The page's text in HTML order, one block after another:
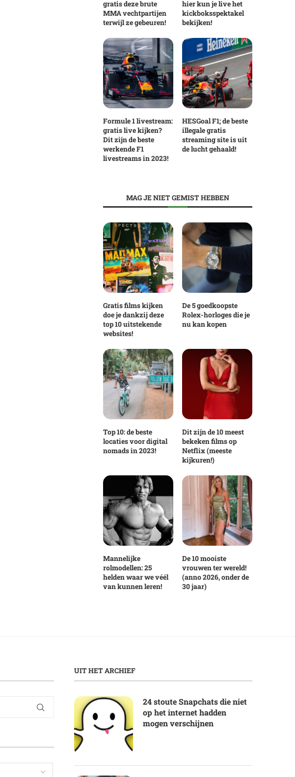
gratis deze brute
MMA vechtpartijen
terwijl ze gebeuren!
hier kun je live het
kickboksspektakel
bekijken!
Formule 1 livestream:
gratis live kijken?
Dit zijn de beste
werkende F1
livestreams in 2023!
HESGoal F1; de beste
illegale gratis
streaming site is uit
de lucht gehaald!
MAG JE NIET GEMIST HEBBEN
Gratis films kijken
doe je dankzij deze
top 10 uitstekende
websites!
De 5 goedkoopste
Rolex-horloges die je
nu kan kopen
Top 10: de beste
locaties voor digital
nomads in 2023!
Dit zijn de 10 meest
bekeken films op
Netflix (meeste
kijkuren!)
Mannelijke
rolmodellen: 25
helden waar we véél
van kunnen leren!
De 10 mooiste
vrouwen ter wereld!
(anno 2026, onder de
30 jaar)
UIT HET ARCHIEF
24 stoute Snapchats die niet
op het internet hadden
mogen verschijnen